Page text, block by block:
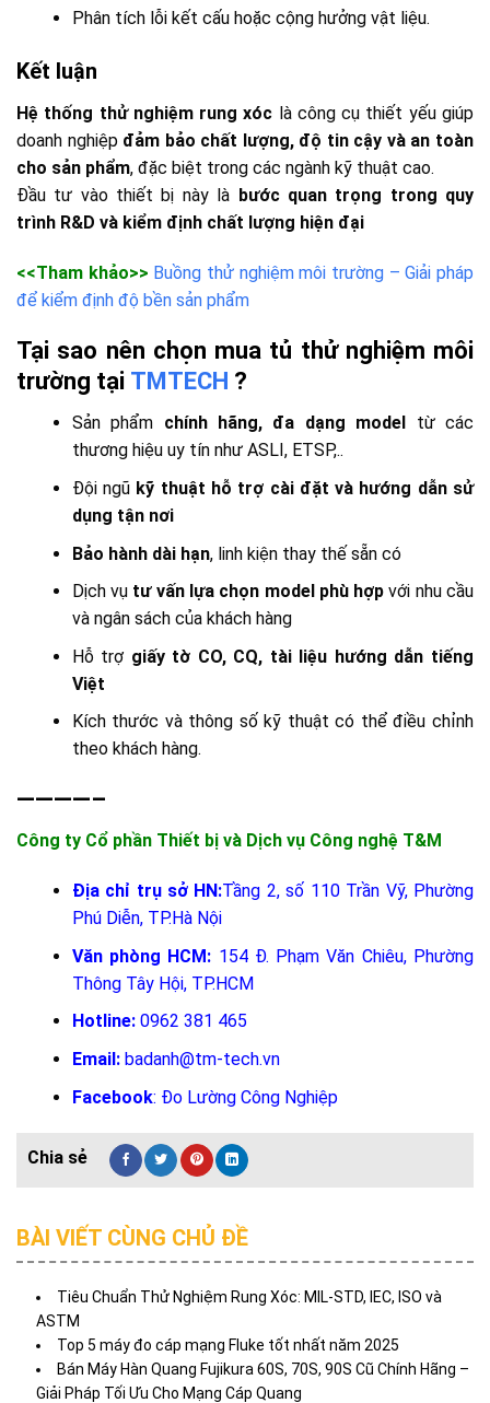
Phân tích lỗi kết cấu hoặc cộng hưởng vật liệu.
Kết luận
Hệ thống thử nghiệm rung xóc là công cụ thiết yếu giúp
doanh nghiệp đảm bảo chất lượng, độ tin cậy và an toàn
cho sản phẩm, đặc biệt trong các ngành kỹ thuật cao.
Đầu tư vào thiết bị này là bước quan trọng trong quy
trình R&D và kiểm định chất lượng hiện đại
<<Tham khảo>> Buồng thử nghiệm môi trường – Giải pháp
để kiểm định độ bền sản phẩm
Tại sao nên chọn mua tủ thử nghiệm môi
trường tại TMTECH ?
Sản phẩm chính hãng, đa dạng model
từ các
thương hiệu uy tín như ASLI, ETSP,..
Đội ngũ kỹ thuật hỗ trợ cài đặt và hướng dẫn sử
dụng tận nơi
Bảo hành dài hạn, linh kiện thay thế sẵn có
Dịch vụ tư vấn lựa chọn model phù hợp với nhu cầu
và ngân sách của khách hàng
Hỗ trợ giấy tờ CO, CQ, tài liệu hướng dẫn tiếng
Việt
Kích thước và thông số kỹ thuật có thể điều chỉnh
theo khách hàng.
————–
Công ty Cổ phần Thiết bị và Dịch vụ Công nghệ T&M
Địa chỉ trụ sở HN:Tầng 2, số 110 Trần Vỹ, Phường
Phú Diễn, TP.Hà Nội
Văn phòng HCM: 154 Đ. Phạm Văn Chiêu, Phường
Thông Tây Hội, TP.HCM
Hotline: 0962 381 465
Email: badanh@tm-tech.vn
Facebook: Đo Lường Công Nghiệp
BÀI VIẾT CÙNG CHỦ ĐỀ
Tiêu Chuẩn Thử Nghiệm Rung Xóc: MIL-STD, IEC, ISO và
ASTM
Top 5 máy đo cáp mạng Fluke tốt nhất năm 2025
Bán Máy Hàn Quang Fujikura 60S, 70S, 90S Cũ Chính Hãng –
Giải Pháp Tối Ưu Cho Mạng Cáp Quang